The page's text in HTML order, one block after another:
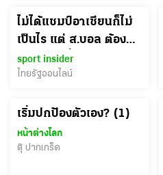
ไม่ได้แชมป์อาเซียนก็ไม่
เป็นไร แต่ ส.บอล ต้อง
วางแผนเพื่อ (ไป)
ฟุตบอลโลก 2030 ได้
sport insider
ไทยรัฐออนไลน์
เริ่มปกป้องตัวเอง? (1)
หน้าต่างโลก
ตุ๊ ปากเกร็ด